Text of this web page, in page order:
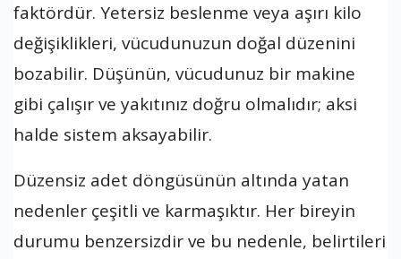
faktördür. Yetersiz beslenme veya aşırı kilo
değişiklikleri, vücudunuzun doğal düzenini
bozabilir. Düşünün, vücudunuz bir makine
gibi çalışır ve yakıtınız doğru olmalıdır; aksi
halde sistem aksayabilir.
Düzensiz adet döngüsünün altında yatan
nedenler çeşitli ve karmaşıktır. Her bireyin
durumu benzersizdir ve bu nedenle, belirtileri